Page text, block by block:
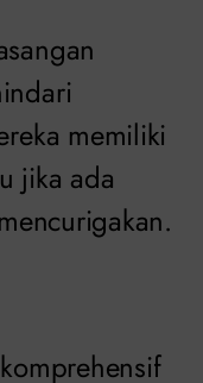
memiliki
jika ada